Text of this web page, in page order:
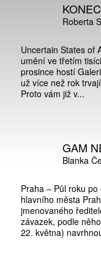
Roberta
Uncertain States of
umění ve třetím
prosince hostí
už více než rok
Proto vám již v...
GAM
Blanka
Praha – Půl roku
hlavního města
jmenovaného
závazek, podle
22. května)